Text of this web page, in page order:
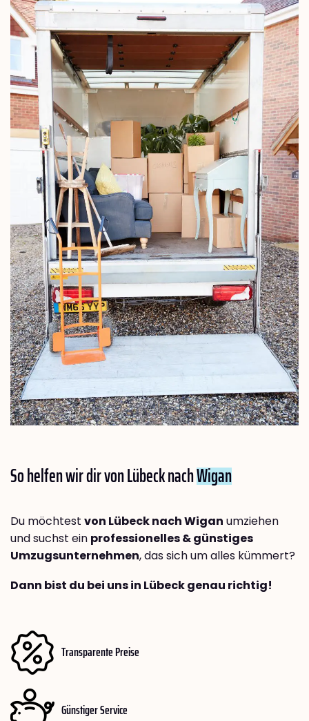
So helfen wir dir von Lübeck nachWigan
Du möchtest von Lübeck nach Wigan umziehen
und suchst ein professionelles & günstiges
Umzugsunternehmen, das sich um alles kümmert?
Dann bist du bei uns in Lübeck genau richtig!
Transparente Preise
Günstiger Service